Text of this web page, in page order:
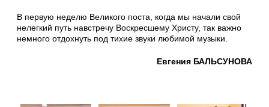
В первую неделю Великого поста, когда мы начали свой
нелегкий путь навстречу Воскресшему Христу, так важно
немного отдохнуть под тихие звуки любимой музыки.
Евгения БАЛЬСУНОВА